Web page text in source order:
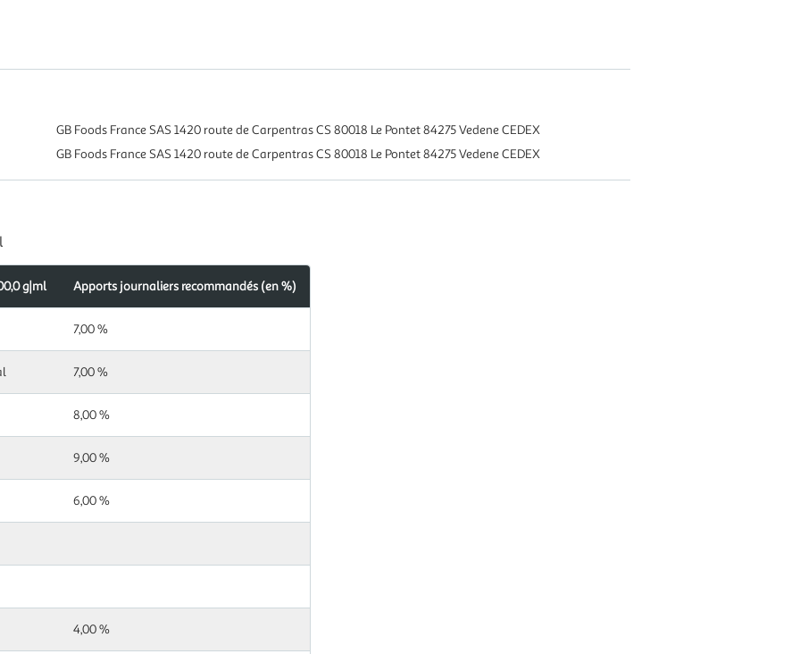
GB Foods France SAS 1420 route de Carpentras CS 80018 Le Pontet 84275 Vedene CEDEX
GB Foods France SAS 1420 route de Carpentras CS 80018 Le Pontet 84275 Vedene CEDEX
g|ml Apports journaliers recommandés (en %)
7,00 %
7,00 %
8,00 %
9,00 %
6,00 %
4,00 %